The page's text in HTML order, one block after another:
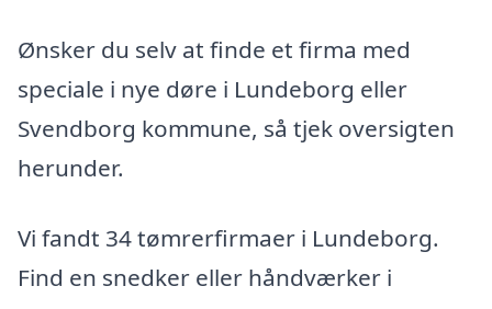
Ønsker du selv at finde et firma med
speciale i nye døre i Lundeborg eller
Svendborg kommune, så tjek oversigten
herunder.
Vi fandt 34 tømrerfirmaer i Lundeborg.
Find en snedker eller håndværker i